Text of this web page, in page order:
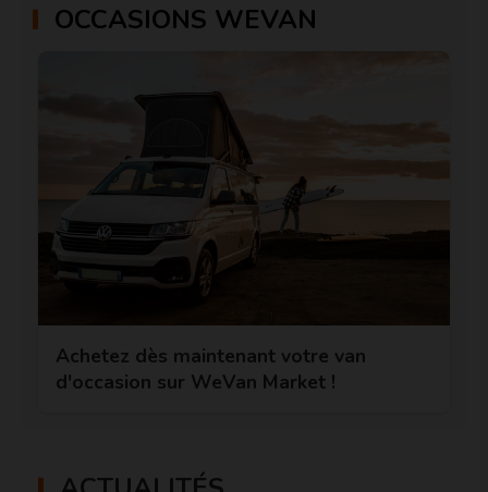
OCCASIONS WEVAN
Achetez dès maintenant votre van
d'occasion sur WeVan Market !